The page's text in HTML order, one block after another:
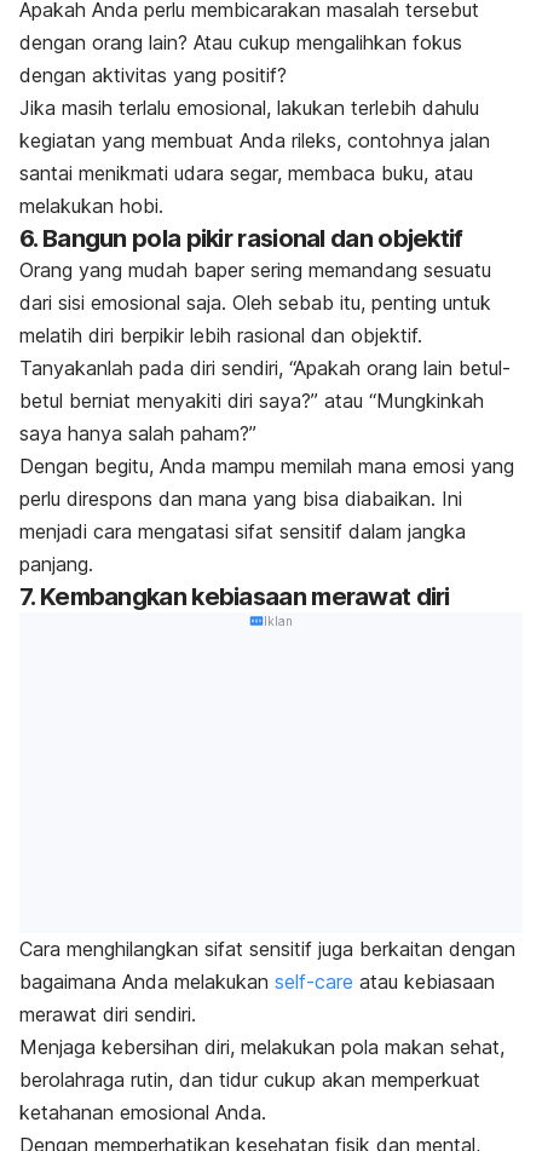
Apakah Anda perlu membicarakan masalah tersebut
dengan orang lain? Atau cukup mengalihkan fokus
dengan aktivitas yang positif?
Jika masih terlalu emosional, lakukan terlebih dahulu
kegiatan yang membuat Anda rileks, contohnya jalan
santai menikmati udara segar, membaca buku, atau
melakukan hobi.
6. Bangun pola pikir rasional dan objektif
Orang yang mudah baper sering memandang sesuatu
dari sisi emosional saja. Oleh sebab itu, penting untuk
melatih diri berpikir lebih rasional dan objektif.
Tanyakanlah pada diri sendiri, “Apakah orang lain betul-
betul berniat menyakiti diri saya?” atau “Mungkinkah
saya hanya salah paham?”
Dengan begitu, Anda mampu memilah mana emosi yang
perlu direspons dan mana yang bisa diabaikan. Ini
menjadi cara mengatasi sifat sensitif dalam jangka
panjang.
7. Kembangkan kebiasaan merawat diri
Iklan
Cara menghilangkan sifat sensitif juga berkaitan dengan
bagaimana Anda melakukan self-care atau kebiasaan
merawat diri sendiri.
Menjaga kebersihan diri, melakukan pola makan sehat,
berolahraga rutin, dan tidur cukup akan memperkuat
ketahanan emosional Anda.
Dengan memperhatikan kesehatan fisik dan mental,